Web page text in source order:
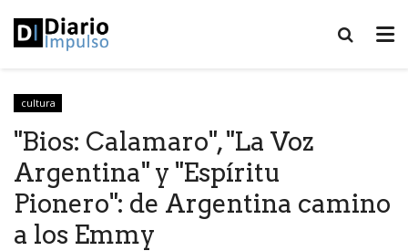
cultura
"Bios: Calamaro", "La Voz
Argentina" y "Espíritu
Pionero": de Argentina camino
a los Emmy